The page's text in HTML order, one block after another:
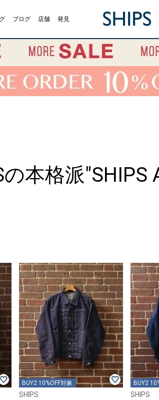
ブログ 店舗 発見
の本格派"SHIPS
BUY2 10%OFF対象
SHIPS
BUY2
SHIPS